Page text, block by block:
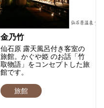
金乃竹
仙石原 露天風呂付き客室の
旅館。かぐや姫 のお話「竹
取物語」をコンセプトした旅
館です。
旅館